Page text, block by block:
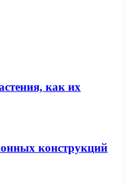
как их
конструкций